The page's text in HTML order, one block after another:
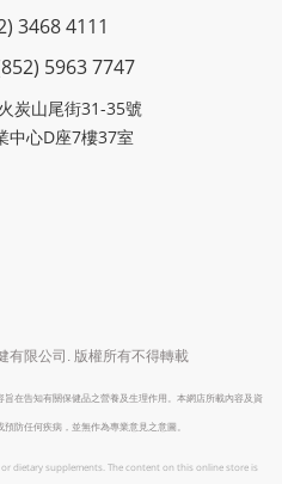
3468 4111
5963 7747
炭山尾街31-35號
D座7樓37室
有限公司 . 版權所有不得轉載
在告知有關保健品之營養及生理作用。本網店所載內容及資
防任何疾病，並無作為專業意見之意圖。
dietary supplements. The content on this online store is